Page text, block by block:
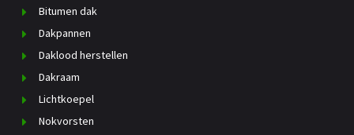
Bitumen dak
Dakpannen
Daklood herstellen
Dakraam
Lichtkoepel
Nokvorsten